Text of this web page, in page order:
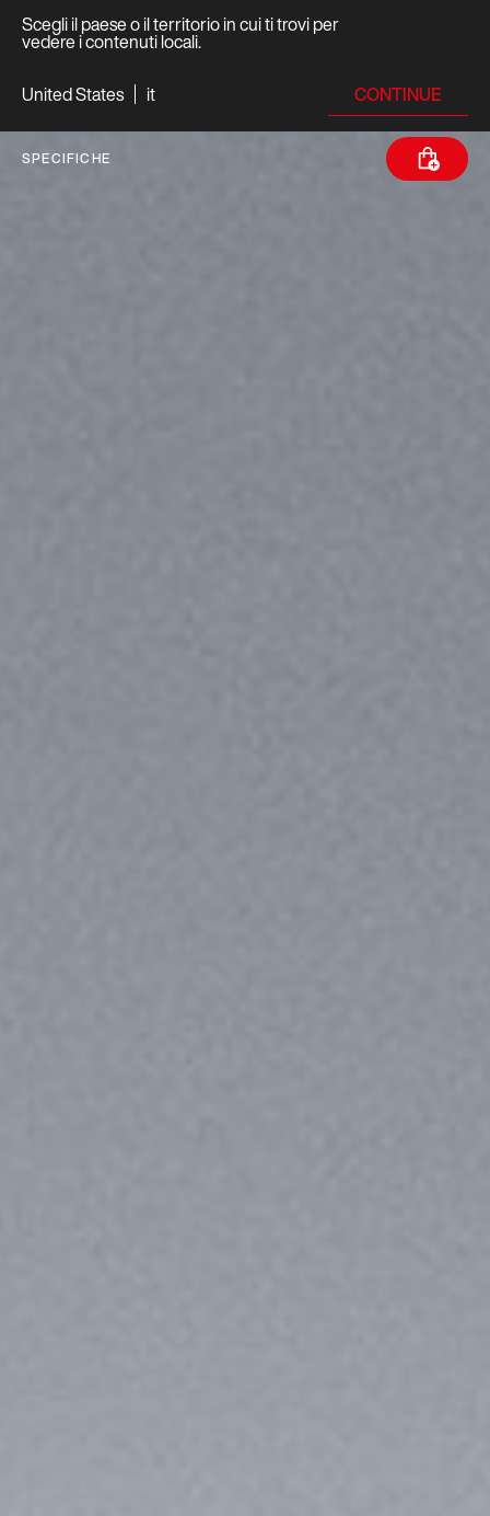
Scegli il paese o il territorio in cui ti trovi per
vedere i contenuti locali.
United States
it CONTINUE
SPECIFICHE